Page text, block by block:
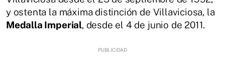
y ostenta la máxima distinción de Villaviciosa, la
Medalla Imperial, desde el 4 de junio de 2011.